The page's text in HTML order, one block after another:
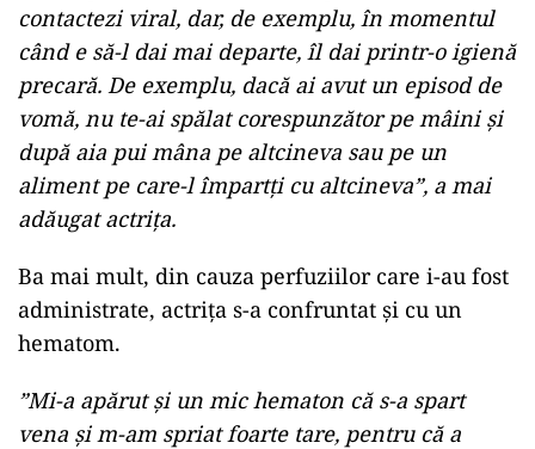
contactezi viral, dar, de exemplu, în momentul
când e să-l dai mai departe, îl dai printr-o igienă
precară. De exemplu, dacă ai avut un episod de
vomă, nu te-ai spălat corespunzător pe mâini și
după aia pui mâna pe altcineva sau pe un
aliment pe care-l împartți cu altcineva”, a mai
adăugat actrița.
Ba mai mult, din cauza perfuziilor care i-au fost
administrate, actrița s-a confruntat și cu un
hematom.
”Mi-a apărut și un mic hematon că s-a spart
vena și m-am spriat foarte tare, pentru că a